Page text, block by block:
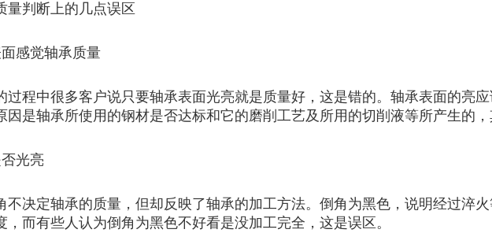
量判断上的几点误区
感觉轴承质量
过程中很多客户说只要轴承表面光亮就是质量好，这是错的。轴承表面的亮
因是轴承所使用的钢材是否达标和它的磨削工艺及所用的切削液等所产生的，
光亮
不决定轴承的质量，但却反映了轴承的加工方法。倒角为黑色，说明经过淬
，而有些人认为倒角为黑色不好看是没加工完全，这是误区。